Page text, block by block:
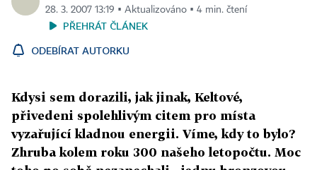
28. 3. 2007 13:19 ▪ Aktualizováno ▪ 4 min. čtení
PŘEHRÁT ČLÁNEK
ODEBÍRAT AUTORKU
Kdysi sem dorazili, jak jinak, Keltové,
přivedeni spolehlivým citem pro místa
vyzařující kladnou energii. Víme, kdy to bylo?
Zhruba kolem roku 300 našeho letopočtu. Moc